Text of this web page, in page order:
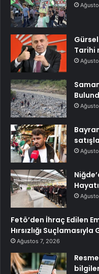
Gürsel
Tarihi
Fetö’den İhraç Edilen
Hırsızlığı Suçlamasıyla
Ağustos 7, 2026